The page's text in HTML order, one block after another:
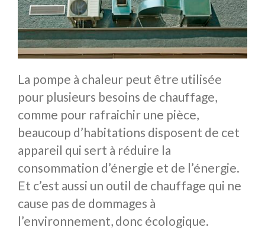
La pompe à chaleur peut être utilisée
pour plusieurs besoins de chauffage,
comme pour rafraichir une pièce,
beaucoup d’habitations disposent de cet
appareil qui sert à réduire la
consommation d’énergie et de l’énergie.
Et c’est aussi un outil de chauffage qui ne
cause pas de dommages à
l’environnement, donc écologique.